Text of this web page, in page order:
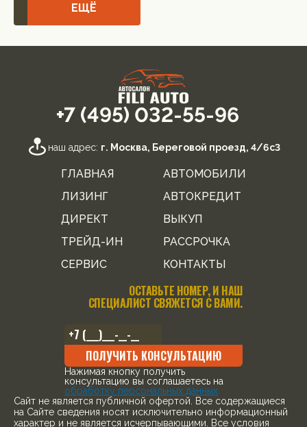
ЕЩЁ
+7 (495) 032-55-96
наш адрес: г. Москва, Береговой проезд, 4/6с3
ГЛАВНАЯ
АВТОМОБИЛИ
ЛИЗИНГ
АВТОКРЕДИТ
ДИРЕКТ
ВЫКУП
ТРЕЙД-ИН
РАССРОЧКА
СЕРВИС
КОНТАКТЫ
ОСТАВЬТЕ НОМЕР, И НАШ
СПЕЦИАЛИСТ СВЯЖЕТСЯ С ВАМИ.
ПОЛУЧИТЬ КОНСУЛЬТАЦИЮ
Нажимая кнопку получить
консультацию вы соглашаетесь на
обработку персональных данных
Cайт не является публичной офертой. Все содержащиеся
на Сайте сведения носят исключительно информационный
характер и не является исчерпывающими. Все условия